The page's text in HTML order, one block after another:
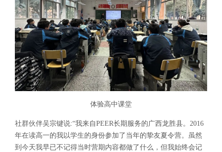
体验高中课堂
社群伙伴吴宗键说:“我来自PEER长期服务的广西龙胜县。2016
年在读高一的我以学生的身份参加了当年的挚友夏令营。虽然
到今天我早已不记得当时营期内容都做了什么，但我始终会记